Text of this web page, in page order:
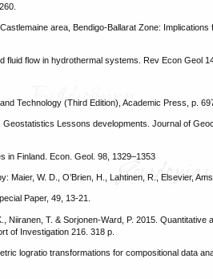
area, Bendigo‐Ballarat Zone:
fluid flow in hydrothermal systems. Rev Econ Geol
Technology (Third Edition), Academic Press, p.
Lessons developments. Journal of
in Finland. Econ. Geol. 98, 1329–1353
W. D., O’Brien, H., Lahtinen, R., Elsevier,
Paper, 49, 13-21.
Niiranen, T. & Sorjonen-Ward, P. 2015. Quantitative
of Investigation 216. 318 p.
logratio transformations for compositional data